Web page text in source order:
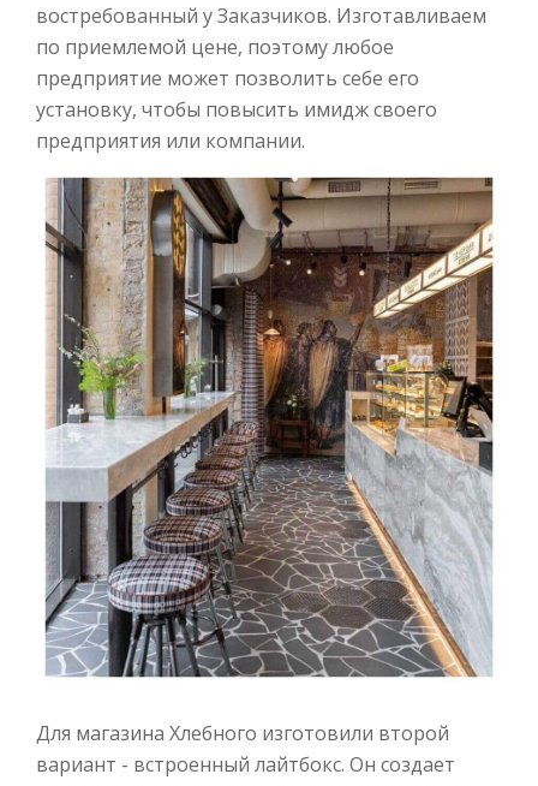
востребованный у Заказчиков. Изготавливаем
по приемлемой цене, поэтому любое
предприятие может позволить себе его
установку, чтобы повысить имидж своего
предприятия или компании.
Для магазина Хлебного изготовили второй
вариант - встроенный лайтбокс. Он создает